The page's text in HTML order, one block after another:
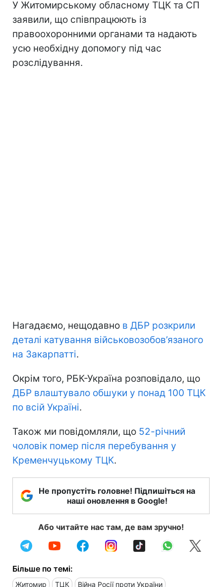
У Житомирському обласному ТЦК та СП
заявили, що співпрацюють із
правоохоронними органами та надають
усю необхідну допомогу під час
розслідування.
Нагадаємо, нещодавно в ДБР розкрили
деталі катування військовозобов’язаного
на Закарпатті.
Окрім того, РБК-Україна розповідало, що
ДБР влаштувало обшуки у понад 100 ТЦК
по всій Україні.
Також ми повідомляли, що 52-річний
чоловік помер після перебування у
Кременчуцькому ТЦК.
Не пропустіть головне! Підпишіться на
наші оновлення в Google!
Або читайте нас там, де вам зручно!
Більше по темі:
Житомир ТЦК Війна Росії проти України